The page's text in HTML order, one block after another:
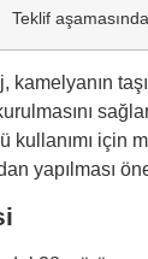
Teklif
kullanımı için
yapılması